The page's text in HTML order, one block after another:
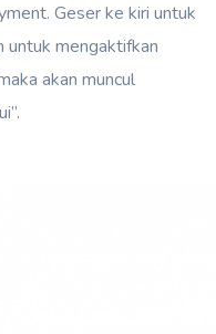
Geser ke kiri untuk
untuk mengaktifkan
akan muncul